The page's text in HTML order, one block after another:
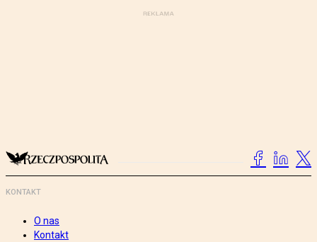
KONTAKT
O nas
Kontakt